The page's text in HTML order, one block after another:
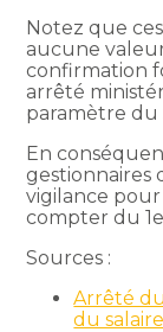
Notez que
aucune
confirmation
arrêté
paramètre du
En
gestionnaires
vigilance pour
compter du
Sources :
Arrêté
du